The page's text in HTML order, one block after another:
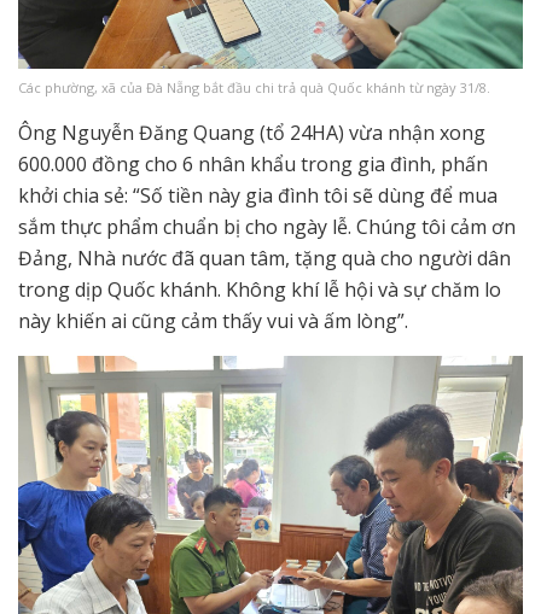
Các phường, xã của Đà Nẵng bắt đầu chi trả quà Quốc khánh từ ngày 31/8.
Ông Nguyễn Đăng Quang (tổ 24HA) vừa nhận xong
600.000 đồng cho 6 nhân khẩu trong gia đình, phấn
khởi chia sẻ: “Số tiền này gia đình tôi sẽ dùng để mua
sắm thực phẩm chuẩn bị cho ngày lễ. Chúng tôi cảm ơn
Đảng, Nhà nước đã quan tâm, tặng quà cho người dân
trong dịp Quốc khánh. Không khí lễ hội và sự chăm lo
này khiến ai cũng cảm thấy vui và ấm lòng”.